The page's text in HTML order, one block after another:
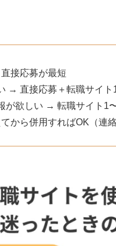
接応募が最短
→ 直接応募＋転職サイト
が欲しい → 転職サイト1
から併用すればOK（連